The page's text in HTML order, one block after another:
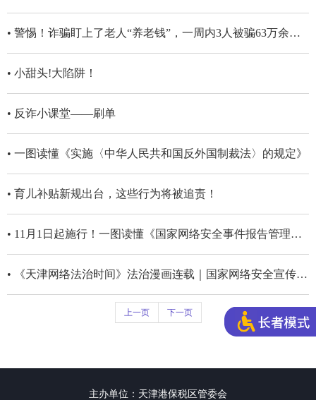
• 警惕！诈骗盯上了老人“养老钱”，一周内3人被骗63万余元！
• 小甜头!大陷阱！
• 反诈小课堂——刷单
• 一图读懂《实施〈中华人民共和国反外国制裁法〉的规定》
• 育儿补贴新规出台，这些行为将被追责！
• 11月1日起施行！一图读懂《国家网络安全事件报告管理办法》
• 《天津网络法治时间》法治漫画连载｜国家网络安全宣传周特别节目：《中华人民共和国网络安全法》——网络安全有“卫士”，规范行为很重要
上一页 下一页
主办单位：天津港保税区管委会